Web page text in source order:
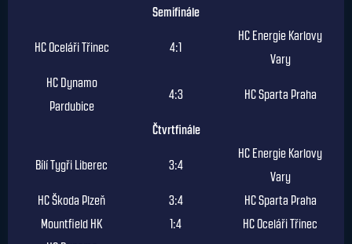
Semifinále
HC Oceláři Třinec 4:1
HC Energie Karlovy
Vary
HC Dynamo
Pardubice
4:3 HC Sparta Praha
Čtvrtfinále
Bílí Tygři Liberec 3:4
HC Energie Karlovy
Vary
HC Škoda Plzeň
3:4
HC Sparta Praha
Mountfield HK
1:4
HC Oceláři Třinec